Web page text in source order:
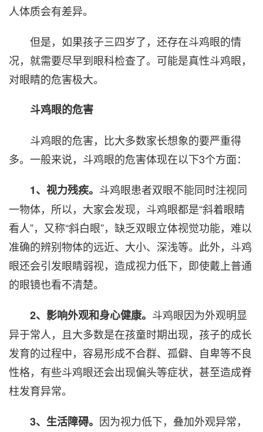
人体质会有差异。
但是，如果孩子三四岁了，还存在斗鸡眼的情
况，就需要尽早到眼科检查了。可能是真性斗鸡眼，
对眼睛的危害极大。
斗鸡眼的危害
斗鸡眼的危害，比大多数家长想象的要严重得
多。一般来说，斗鸡眼的危害体现在以下3个方面：
1、视力残疾。 斗鸡眼患者双眼不能同时注视同
一物体，所以，大家会发现，斗鸡眼都是“斜着眼睛
看人”，又称“斜白眼”，缺乏双眼立体视觉功能，难以
准确的辨别物体的远近、大小、深浅等。此外，斗鸡
眼还会引发眼睛弱视，造成视力低下，即使戴上普通
的眼镜也看不清楚。
2、影响外观和身心健康。 斗鸡眼因为外观明显
异于常人，且大多数是在孩童时期出现，孩子的成长
发育的过程中，容易形成不合群、孤僻、自卑等不良
性格，有些斗鸡眼还会出现偏头等症状，甚至造成脊
柱发育异常。
3、生活障碍。 因为视力低下，叠加外观异常，